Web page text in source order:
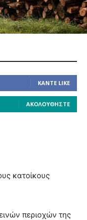
ΚΆΝΤΕ LIKE
ΑΚΟΛΟΥΘΉΣΤΕ
κατοίκους
περιοχών της